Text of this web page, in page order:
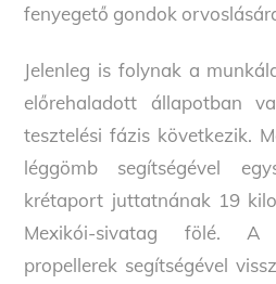
fenyegető gondok
Jelenleg is folynak a
előrehaladott állapotban
tesztelési fázis következik.
léggömb segítségével
krétaport juttatnának 19
Mexikói-sivatag fölé. A
propellerek segítségével